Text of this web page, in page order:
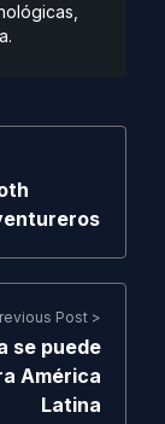
Post >
se puede
América
Latina